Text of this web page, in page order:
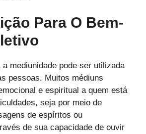
Para O Bem-
mediunidade pode ser utilizada
pessoas. Muitos médiuns
e espiritual a quem está
seja por meio de
de espíritos ou
de sua capacidade de ouvir